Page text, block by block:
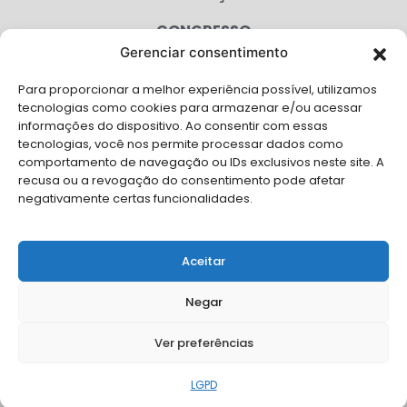
Gerenciar consentimento
Para proporcionar a melhor experiência possível, utilizamos
tecnologias como cookies para armazenar e/ou acessar
informações do dispositivo. Ao consentir com essas
tecnologias, você nos permite processar dados como
comportamento de navegação ou IDs exclusivos neste site. A
recusa ou a revogação do consentimento pode afetar
negativamente certas funcionalidades.
Aceitar
Negar
Ver preferências
LGPD
CONGRESSO
CAMPANHAS
SERVIÇOS
FILIADAS
FALE CONOSCO
Solicite Apoio Institucional da AMB para o seu evento